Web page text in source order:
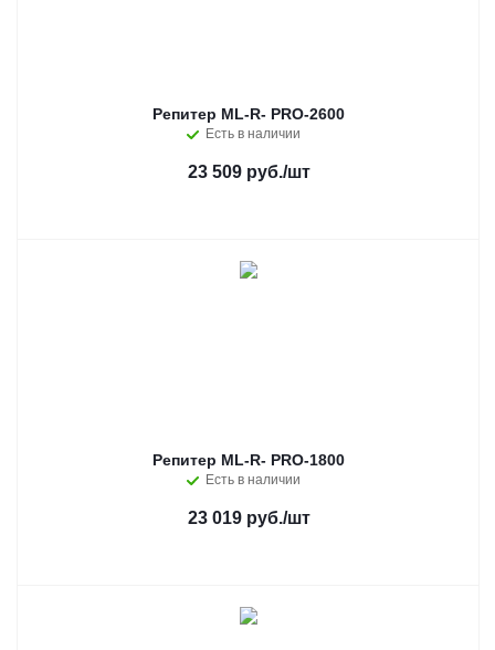
Репитер ML-R- PRO-2600
Есть в наличии
23 509 руб./шт
Репитер ML-R- PRO-1800
Есть в наличии
23 019 руб./шт